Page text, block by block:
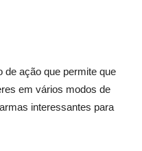
de ação que permite que
em vários modos de
interessantes para